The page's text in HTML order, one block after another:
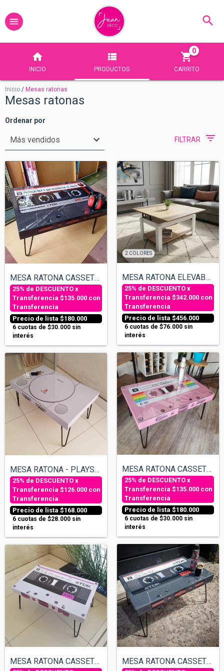
INICIO PRODUCTOS CARRITO
0
Inicio / Mesas ratonas
Mesas ratonas
Ordenar por
FILTRAR
MESA RATONA CASSETTE - REDONDITOS OKTUBR...
$180.000
$135.000 con
Transferencia
6 cuotas de $30.000 sin
interés
2 COLORES
MESA RATONA ELEVABLE EXTENSIBLE 3 POSICI...
$456.000
$342.000 con
Transferencia
6 cuotas de $76.000 sin
interés
MESA RATONA - PLAYSTATION
$168.000
$126.000 con
Transferencia
6 cuotas de $28.000 sin
interés
MESA RATONA CASSETTE - ROSA
$180.000
$135.000 con
Transferencia
6 cuotas de $30.000 sin
interés
MESA RATONA CASSETTE - TEXTO PERSONALIZA... MESA RATONA CASSETTE - TEXTO PERSONALIZA...